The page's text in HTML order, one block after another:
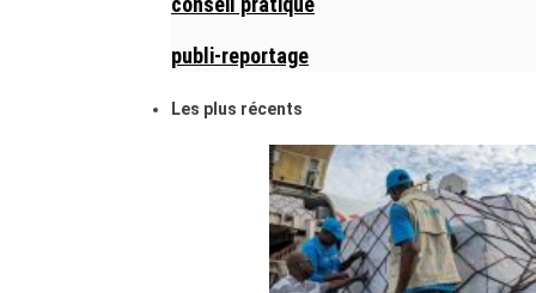
publi-reportage
Les plus récents